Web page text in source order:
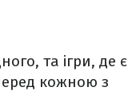
та ігри, де є
кожною з